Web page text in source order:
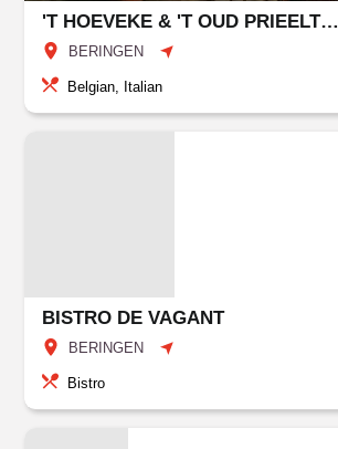
'T HOEVEKE & 'T OUD PRIEELTJE
BERINGEN
Belgian, Italian
BISTRO DE VAGANT
BERINGEN
Bistro